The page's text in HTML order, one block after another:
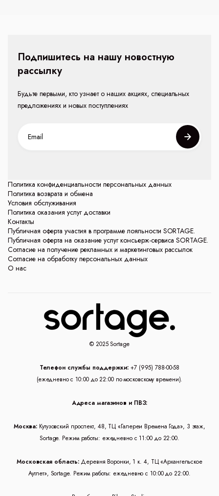
Политика конфиденциальности персональных данных
Политика возврата и обмена
Условия обслуживания
Политика оказания услуг доставки
Контакты
Публичная оферта участия в программе лояльности SORTAGE.
Публичная оферта на оказание услуг консьерж-сервиса SORTAGE.
Согласие на получение рекламных и маркетинговых рассылок
Согласие на обработку персональных данных
О нас
Подпишитесь на нашу новостную
рассылку
Будьте первыми, кто узнает о наших акциях, специальных
предложениях и новых поступлениях
© 2025 Sortage
Телефон службы поддержки: +7 (995) 788-00-58
(ежедневно с 10:00 до 22:00 по московскому времени).
Адреса магазинов и ПВЗ:
Москва: Кутузовский проспект, 48, ТЦ «Галереи Времена Года», 3 этаж,
Sortage. Режим работы: ежедневно с 11:00 до 22:00.
Московская область: Деревня Воронки, 1 к. 4, ТЦ «Архангельское
Аутлет», Sortage. Режим работы: ежедневно с 10:00 до 22:00.